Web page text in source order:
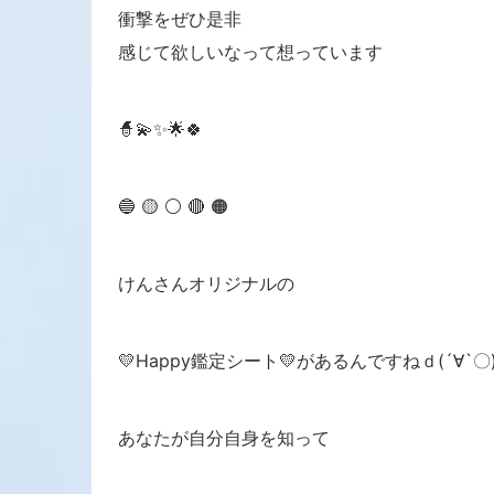
衝撃をぜひ是非
感じて欲しいなって想っています
🧙‍💫✨🌟🍀
🔵 🟡 ⚪️ 🔴 🟠
けんさんオリジナルの
💛Happy鑑定シート💛があるんですねｄ(´∀`
あなたが自分自身を知って